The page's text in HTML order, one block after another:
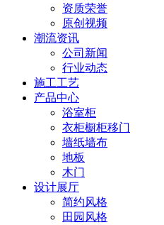
资质荣誉
原创视频
潮流资讯
公司新闻
行业动态
施工工艺
产品中心
浴室柜
衣柜橱柜移门
墙纸墙布
地板
木门
设计展厅
简约风格
田园风格